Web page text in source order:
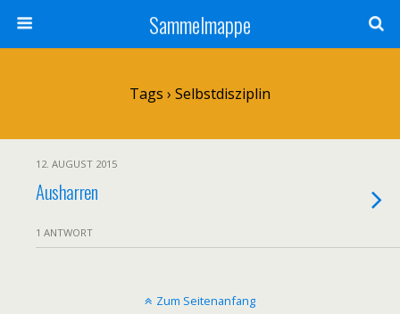
Sammelmappe
Tags › Selbstdisziplin
12. AUGUST 2015
Ausharren
1 ANTWORT
Zum Seitenanfang